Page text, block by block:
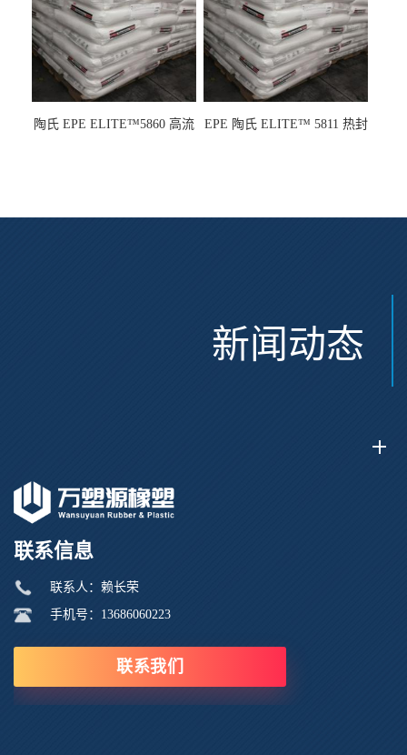
陶氏 EPE ELITE™5860 高流
EPE 陶氏 ELITE™ 5811 热封
新闻动态
联系信息
联系人：赖长荣
手机号：13686060223
联系我们